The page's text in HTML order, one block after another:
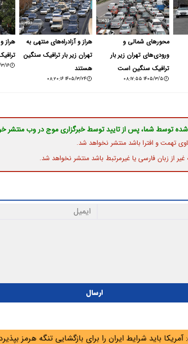
باید شرایط ایران را برای بازگشایی تنگه هرمز‌ بپذیرد
محورهای شمالی و
ورودی‌های تهران زیر بار
ترافیک سنگین است
۱۴۰۵/۳/۵ ۰۸:۱۷:۵۵
هراز و آزادراه‌های منتهی به
تهران زیر بار ترافیک سنگین
هستند
۱۴۰۵/۳/۲۴ ۰۸:۲۰:۱۶
۱۴۰۵/۳/
شده توسط شما، پس از تایید توسط خبرگزاری موج در وب منتشر
تهمت و افترا باشد منتشر نخواهد شد.
غیر از زبان فارسی یا غیرمرتبط باشد منتشر نخواهد شد.
ارسال